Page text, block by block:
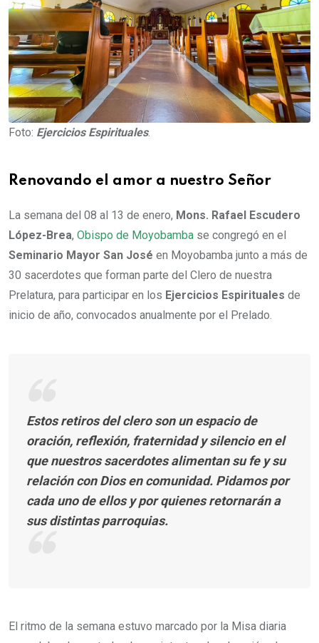
Foto: Ejercicios Espirituales.
Renovando el amor a nuestro Señor
La semana del 08 al 13 de enero, Mons. Rafael Escudero
López-Brea, Obispo de Moyobamba se congregó en el
Seminario Mayor San José en Moyobamba junto a más de
30 sacerdotes que forman parte del Clero de nuestra
Prelatura, para participar en los Ejercicios Espirituales de
inicio de año, convocados anualmente por el Prelado.
Estos retiros del clero son un espacio de
oración, reflexión, fraternidad y silencio en el
que nuestros sacerdotes alimentan su fe y su
relación con Dios en comunidad. Pidamos por
cada uno de ellos y por quienes retornarán a
sus distintas parroquias.
El ritmo de la semana estuvo marcado por la Misa diaria